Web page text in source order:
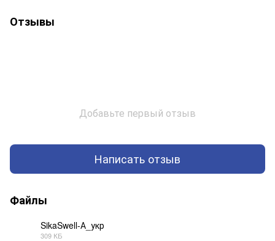
Отзывы
Добавьте первый отзыв
Написать отзыв
Файлы
SikaSwell-А_укр
309 КБ